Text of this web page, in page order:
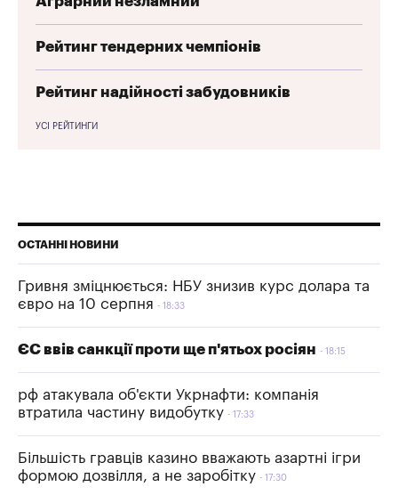
Рейтинг тендерних чемпіонів
Рейтинг надійності забудовників
УСІ РЕЙТИНГИ
ОСТАННІ НОВИНИ
Гривня зміцнюється: НБУ знизив курс долара та
євро на 10 серпня
18:33
ЄС ввів санкції проти ще п'ятьох росіян 18:15
рф атакувала об'єкти Укрнафти: компанія
втратила частину видобутку
17:33
Більшість гравців казино вважають азартні ігри
формою дозвілля, а не заробітку
17:30